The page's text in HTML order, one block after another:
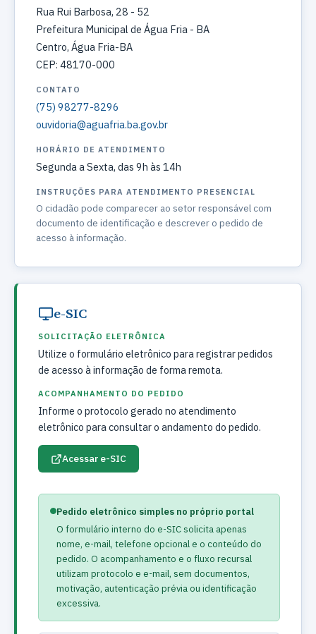
Rua Rui Barbosa, 28 - 52
Prefeitura Municipal de Água Fria - BA
Centro, Água Fria-BA
CEP: 48170-000
CONTATO
(75) 98277-8296
ouvidoria@aguafria.ba.gov.br
HORÁRIO DE ATENDIMENTO
Segunda a Sexta, das 9h às 14h
INSTRUÇÕES PARA ATENDIMENTO PRESENCIAL
O cidadão pode comparecer ao setor responsável com
documento de identificação e descrever o pedido de
acesso à informação.
e-SIC
SOLICITAÇÃO ELETRÔNICA
Utilize o formulário eletrônico para registrar pedidos
de acesso à informação de forma remota.
ACOMPANHAMENTO DO PEDIDO
Informe o protocolo gerado no atendimento
eletrônico para consultar o andamento do pedido.
Acessar e-SIC
Pedido eletrônico simples no próprio portal
O formulário interno do e-SIC solicita apenas
nome, e-mail, telefone opcional e o conteúdo do
pedido. O acompanhamento e o fluxo recursal
utilizam protocolo e e-mail, sem documentos,
motivação, autenticação prévia ou identificação
excessiva.